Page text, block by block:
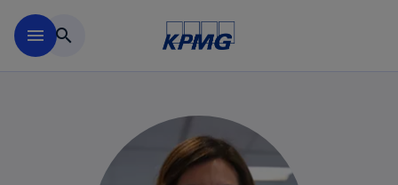
menu search